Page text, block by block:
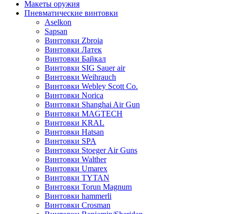
Макеты оружия
Пневматические винтовки
Aselkon
Sapsan
Винтовки Zbroia
Винтовки Латек
Винтовки Байкал
Винтовки SIG Sauer air
Винтовки Weihrauch
Винтовки Webley Scott Co.
Винтовки Norica
Винтовки Shanghai Air Gun
Винтовки MAGTECH
Винтовки KRAL
Винтовки Hatsan
Винтовки SPA
Винтовки Stoeger Air Guns
Винтовки Walther
Винтовки Umarex
Винтовки TYTAN
Винтовки Torun Magnum
Винтовки hammerli
Винтовки Crosman